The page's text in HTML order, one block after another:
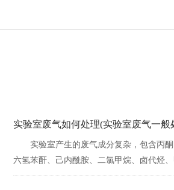
实验室废气如何处理(实验室废气一般
实验室产生的废气成分复杂，包含丙酮
六氢苯酐、己内酰胺、二氯甲烷、卤代烃